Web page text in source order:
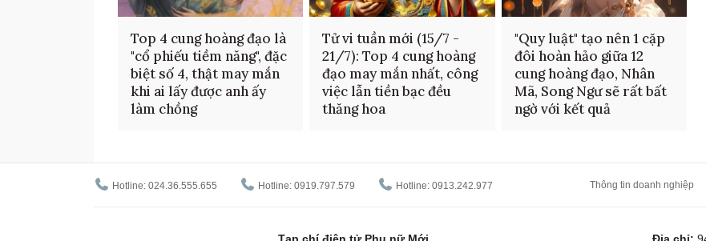
Top 4 cung hoàng đạo là
"cổ phiếu tiềm năng", đặc
biệt số 4, thật may mắn
khi ai lấy được anh ấy
làm chồng
Tử vi tuần mới (15/7 -
21/7): Top 4 cung hoàng
đạo may mắn nhất, công
việc lẫn tiền bạc đều
thăng hoa
"Quy luật" tạo nên 1 cặp
đôi hoàn hảo giữa 12
cung hoàng đạo, Nhân
Mã, Song Ngư sẽ rất bất
ngờ với kết quả
Hotline: 024.36.555.655 Hotline: 0919.797.579 Hotline: 0913.242.977 Thông tin doanh nghiệp